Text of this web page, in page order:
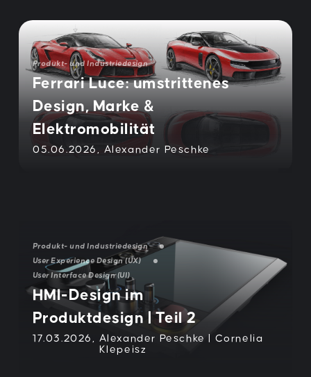
Produkt- und Industriedesign
Ferrari Luce: umstrittenes
Design, Marke &
Elektromobilität
05.06.2026 Alexander Peschke
Produkt- und Industriedesign
User Experience Design (UX)
User Interface Design (UI)
HMI-Design im
Produktdesign | Teil 2
17.03.2026
Alexander Peschke | Cornelia
Klepeisz